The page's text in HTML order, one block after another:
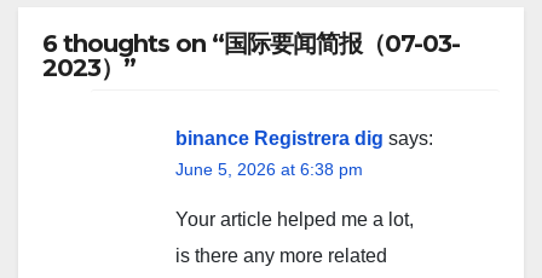
6 thoughts on “国际要闻简报（07-03-
2023）”
binance Registrera dig says:
June 5, 2026 at 6:38 pm
Your article helped me a lot,
is there any more related